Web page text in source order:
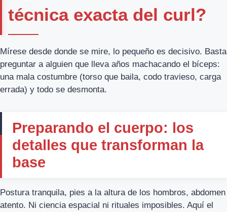
técnica exacta del curl?
Mírese desde donde se mire, lo pequeño es decisivo. Basta
preguntar a alguien que lleva años machacando el bíceps:
una mala costumbre (torso que baila, codo travieso, carga
errada) y todo se desmonta.
Preparando el cuerpo: los
detalles que transforman la
base
Postura tranquila, pies a la altura de los hombros, abdomen
atento. Ni ciencia espacial ni rituales imposibles. Aquí el